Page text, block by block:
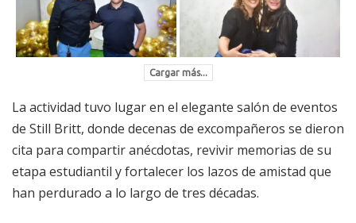
Cargar más...
La actividad tuvo lugar en el elegante salón de eventos
de Still Britt, donde decenas de excompañeros se dieron
cita para compartir anécdotas, revivir memorias de su
etapa estudiantil y fortalecer los lazos de amistad que
han perdurado a lo largo de tres décadas.